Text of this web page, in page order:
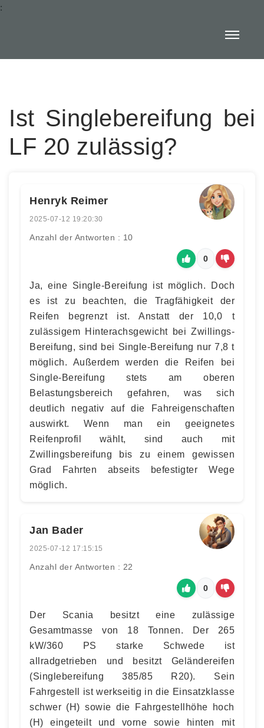
:
Ist Singlebereifung bei
LF 20 zulässig?
Henryk Reimer
2025-07-12 19:20:30
Anzahl der Antworten : 10
0
Ja, eine Single-Bereifung ist möglich. Doch
es ist zu beachten, die Tragfähigkeit der
Reifen begrenzt ist. Anstatt der 10,0 t
zulässigem Hinterachsgewicht bei Zwillings-
Bereifung, sind bei Single-Bereifung nur 7,8 t
möglich. Außerdem werden die Reifen bei
Single-Bereifung stets am oberen
Belastungsbereich gefahren, was sich
deutlich negativ auf die Fahreigenschaften
auswirkt. Wenn man ein geeignetes
Reifenprofil wählt, sind auch mit
Zwillingsbereifung bis zu einem gewissen
Grad Fahrten abseits befestigter Wege
möglich.
Jan Bader
2025-07-12 17:15:15
Anzahl der Antworten : 22
0
Der Scania besitzt eine zulässige
Gesamtmasse von 18 Tonnen. Der 265
kW/360 PS starke Schwede ist
allradgetrieben und besitzt Geländereifen
(Singlebereifung 385/85 R20). Sein
Fahrgestell ist werkseitig in die Einsatzklasse
schwer (H) sowie die Fahrgestellhöhe hoch
(H) eingeteilt und vorne sowie hinten mit